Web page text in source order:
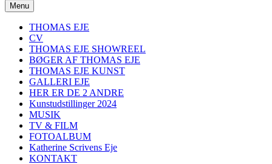
Menu
THOMAS EJE
CV
THOMAS EJE SHOWREEL
BØGER AF THOMAS EJE
THOMAS EJE KUNST
GALLERI EJE
HER ER DE 2 ANDRE
Kunstudstillinger 2024
MUSIK
TV & FILM
FOTOALBUM
Katherine Scrivens Eje
KONTAKT